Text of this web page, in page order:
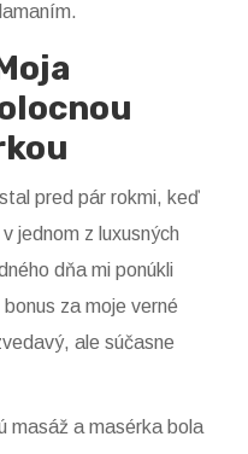
pred pár rokmi, keď
jednom z luxusných
dňa mi ponúkli
za moje verné
ale súčasne
masáž a masérka bola